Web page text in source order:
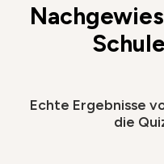
Echte Ergebnisse
die